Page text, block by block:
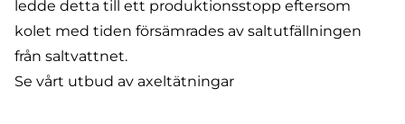
ledde detta till ett produktionsstopp eftersom
kolet med tiden försämrades av saltutfällningen
från saltvattnet.
Se vårt utbud av axeltätningar